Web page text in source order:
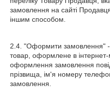
замовлення на сайті
іншим способом.
2.4. "Оформити замовлення"
товар, оформлене в інтернет-
оформлення замовлення
прізвища, ім'я номеру
замовлення.